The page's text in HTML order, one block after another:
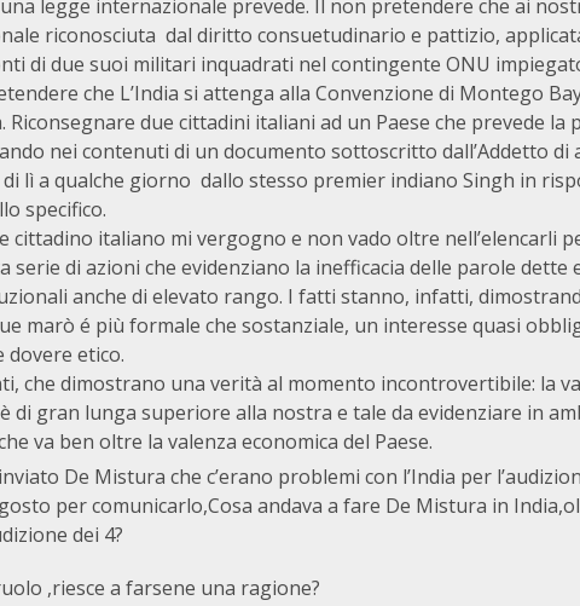
legge internazionale prevede. Il non pretendere che ai
riconosciuta dal diritto consuetudinario e pattizio,
di due suoi militari inquadrati nel contingente ONU
che L’India si attenga alla Convenzione di Montego
due cittadini italiani ad un Paese che prevede la
nei contenuti di un documento sottoscritto dall’Addetto di
lì a qualche giorno dallo stesso premier indiano Singh in
specifico.
cittadino italiano mi vergogno e non vado oltre nell’elencarli
di azioni che evidenziano la inefficacia delle parole dette
anche di elevato rango. I fatti stanno, infatti,
marò é più formale che sostanziale, un interesse quasi
dovere etico.
che dimostrano una verità al momento incontrovertibile: la
di gran lunga superiore alla nostra e tale da evidenziare in
va ben oltre la valenza economica del Paese.
De Mistura che c’erano problemi con l’India per
per comunicarlo,Cosa andava a fare De Mistura in
dei 4?
,riesce a farsene una ragione?